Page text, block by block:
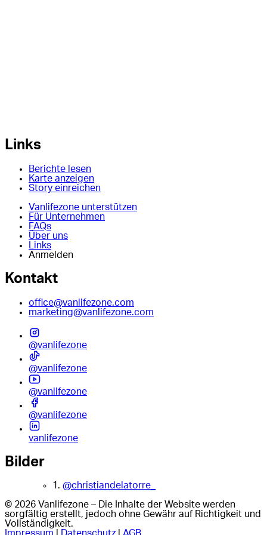
Links
Berichte lesen
Karte anzeigen
Story einreichen
Vanlifezone unterstützen
Für Unternehmen
FAQs
Über uns
Links
Anmelden
Kontakt
office@vanlifezone.com
marketing@vanlifezone.com
@vanlifezone
@vanlifezone
@vanlifezone
@vanlifezone
vanlifezone
Bilder
1. @christiandelatorre_
© 2026 Vanlifezone – Die Inhalte der Website werden
sorgfältig erstellt, jedoch ohne Gewähr auf Richtigkeit und
Vollständigkeit.